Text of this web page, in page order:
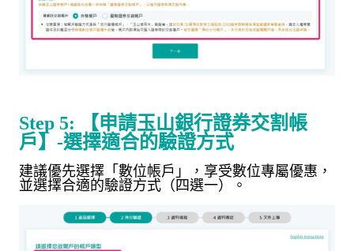
Step 5:
【申請玉山銀行證券交割帳
戶】 -選擇適合的驗證方式
建議優先選擇「數位帳戶」， 享受數位專屬優惠 ，
並選擇合適的驗證方式（四選一）。